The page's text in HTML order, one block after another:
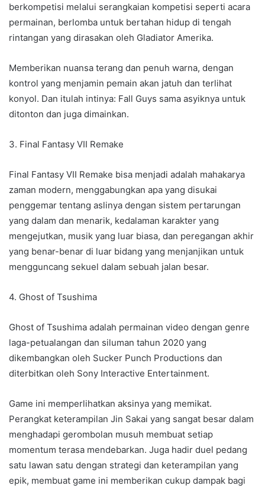
berkompetisi melalui serangkaian kompetisi seperti acara
permainan, berlomba untuk bertahan hidup di tengah
rintangan yang dirasakan oleh Gladiator Amerika.
Memberikan nuansa terang dan penuh warna, dengan
kontrol yang menjamin pemain akan jatuh dan terlihat
konyol. Dan itulah intinya: Fall Guys sama asyiknya untuk
ditonton dan juga dimainkan.
3. Final Fantasy VII Remake
Final Fantasy VII Remake bisa menjadi adalah mahakarya
zaman modern, menggabungkan apa yang disukai
penggemar tentang aslinya dengan sistem pertarungan
yang dalam dan menarik, kedalaman karakter yang
mengejutkan, musik yang luar biasa, dan peregangan akhir
yang benar-benar di luar bidang yang menjanjikan untuk
mengguncang sekuel dalam sebuah jalan besar.
4. Ghost of Tsushima
Ghost of Tsushima adalah permainan video dengan genre
laga-petualangan dan siluman tahun 2020 yang
dikembangkan oleh Sucker Punch Productions dan
diterbitkan oleh Sony Interactive Entertainment.
Game ini memperlihatkan aksinya yang memikat.
Perangkat keterampilan Jin Sakai yang sangat besar dalam
menghadapi gerombolan musuh membuat setiap
momentum terasa mendebarkan. Juga hadir duel pedang
satu lawan satu dengan strategi dan keterampilan yang
epik, membuat game ini memberikan cukup dampak bagi